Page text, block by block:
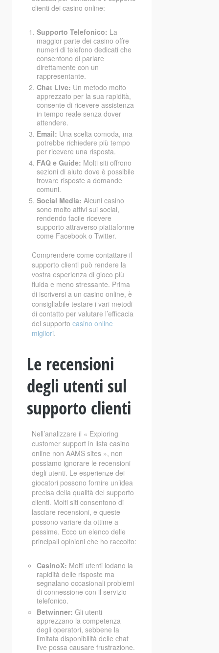
clienti dei casino online:
Supporto Telefonico: La
maggior parte dei casino offre
numeri di telefono dedicati che
consentono di parlare
direttamente con un
rappresentante.
Chat Live: Un metodo molto
apprezzato per la sua rapidità,
consente di ricevere assistenza
in tempo reale senza dover
attendere.
Email: Una scelta comoda, ma
potrebbe richiedere più tempo
per ricevere una risposta.
FAQ e Guide: Molti siti offrono
sezioni di aiuto dove è possibile
trovare risposte a domande
comuni.
Social Media: Alcuni casino
sono molto attivi sui social,
rendendo facile ricevere
supporto attraverso piattaforme
come Facebook o Twitter.
Comprendere come contattare il
supporto clienti può rendere la
vostra esperienza di gioco più
fluida e meno stressante. Prima
di iscriversi a un casino online, è
consigliabile testare i vari metodi
di contatto per valutare l’efficacia
del supporto casino online
migliori.
Le recensioni
degli utenti sul
supporto clienti
Nell’analizzare il « Exploring
customer support in lista casino
online non AAMS sites », non
possiamo ignorare le recensioni
degli utenti. Le esperienze dei
giocatori possono fornire un’idea
precisa della qualità del supporto
clienti. Molti siti consentono di
lasciare recensioni, e queste
possono variare da ottime a
pessime. Ecco un elenco delle
principali opinioni che ho raccolto:
CasinoX: Molti utenti lodano la
rapidità delle risposte ma
segnalano occasionali problemi
di connessione con il servizio
telefonico.
Betwinner: Gli utenti
apprezzano la competenza
degli operatori, sebbene la
limitata disponibilità delle chat
live possa causare frustrazione.